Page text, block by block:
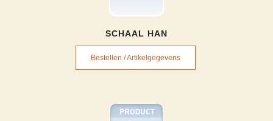
SCHAAL HAN
Bestellen / Artikelgegevens